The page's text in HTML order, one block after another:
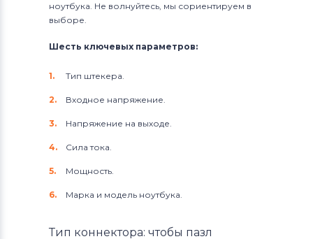
ноутбука. Не волнуйтесь, мы сориентируем в
выборе.
Шесть ключевых параметров:
Тип штекера.
Входное напряжение.
Напряжение на выходе.
Сила тока.
Мощность.
Марка и модель ноутбука.
Тип коннектора: чтобы пазл